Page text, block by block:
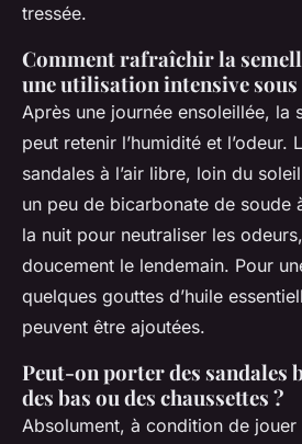
tressée.
Comment rafraîchir la
une utilisation intensive sous
Après une journée ensoleillée, la
peut retenir l’humidité et l’odeur.
sandales à l’air libre, loin du
un peu de bicarbonate de soude
la nuit pour neutraliser les
doucement le lendemain. Pour
quelques gouttes d’huile
peuvent être ajoutées.
Peut-on porter des sandales
des bas ou des chaussettes ?
Absolument, à condition de jouer